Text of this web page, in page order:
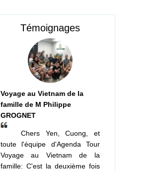
Témoignages
Voyage au Vietnam de la
famille de M Philippe
GROGNET
Chers Yen, Cuong, et
toute l'équipe d'Agenda Tour
Voyage au Vietnam de la
famille: C'est la deuxième fois